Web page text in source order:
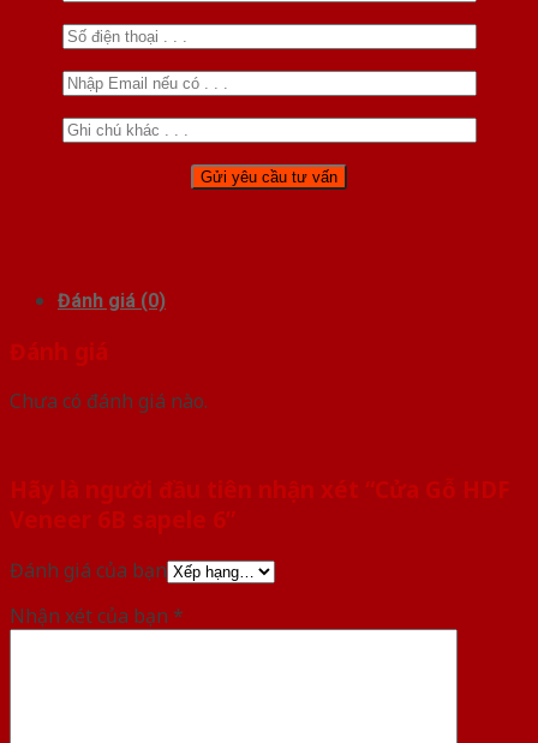
Đánh giá (0)
Đánh giá
Chưa có đánh giá nào.
Hãy là người đầu tiên nhận xét “Cửa Gỗ HDF
Veneer 6B sapele 6”
Đánh giá của bạn
Nhận xét của bạn *